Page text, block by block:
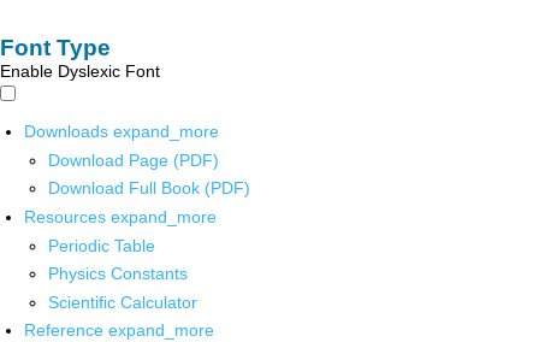
Font Type
Enable Dyslexic Font
Downloads expand_more
Download Page (PDF)
Download Full Book (PDF)
Resources expand_more
Periodic Table
Physics Constants
Scientific Calculator
Reference expand_more